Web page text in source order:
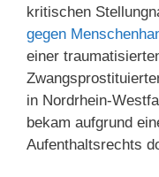
kritischen
gegen
einer
in Nordrhein-
bekam aufgrund
Aufenthaltsrechts